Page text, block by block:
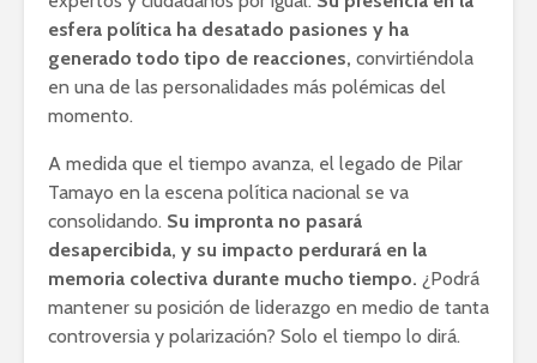
esfera política ha desatado pasiones y ha
generado todo tipo de reacciones, convirtiéndola
en una de las personalidades más polémicas del
momento.
A medida que el tiempo avanza, el legado de Pilar
Tamayo en la escena política nacional se va
consolidando. Su impronta no pasará
desapercibida, y su impacto perdurará en la
memoria colectiva durante mucho tiempo. ¿Podrá
mantener su posición de liderazgo en medio de tanta
controversia y polarización? Solo el tiempo lo dirá.